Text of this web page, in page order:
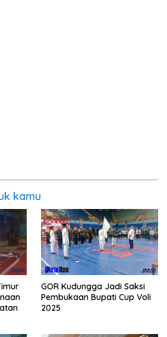
kamu
GOR Kudungga Jadi Saksi
Pembukaan Bupati Cup Voli
2025